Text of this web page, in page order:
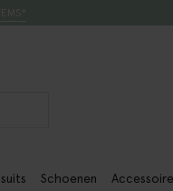
Schoenen